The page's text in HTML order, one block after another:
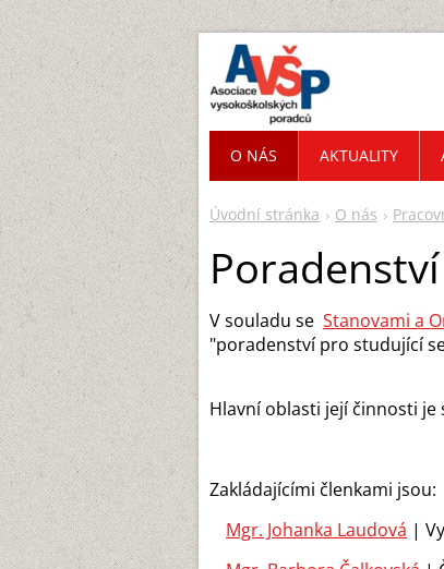
Úvodní stránka O nás
V souladu se Stanovami a
"poradenství pro studující
Hlavní oblasti její činnosti
Zakládajícími členkami jsou:
Mgr. Johanka Laudová |
O NÁS AKTUALITY